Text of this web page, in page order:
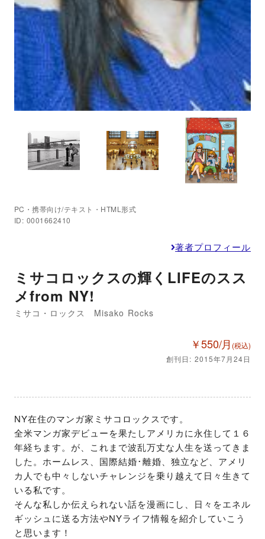
PC・携帯向け/テキスト・HTML形式
ID: 0001662410
著者プロフィール
ミサコロックスの輝くLIFEのスス
メfrom NY!
ミサコ・ロックス Misako Rocks
￥550/月 (税込)
創刊日: 2015年7月24日
NY在住のマンガ家ミサコロックスです。
全米マンガ家デビューを果たしアメリカに永住して１６
年経ちます。が、これまで波乱万丈な人生を送ってきま
した。ホームレス、国際結婚･離婚、独立など、アメリ
カ人でも中々しないチャレンジを乗り越えて日々生きて
いる私です。
そんな私しか伝えられない話を漫画にし、日々をエネル
ギッシュに送る方法やNYライフ情報を紹介していこう
と思います！